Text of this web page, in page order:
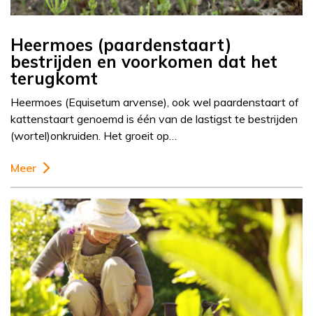
Heermoes (paardenstaart)
bestrijden en voorkomen dat het
terugkomt
Heermoes (Equisetum arvense), ook wel paardenstaart of
kattenstaart genoemd is één van de lastigst te bestrijden
(wortel)onkruiden. Het groeit op…
Meer